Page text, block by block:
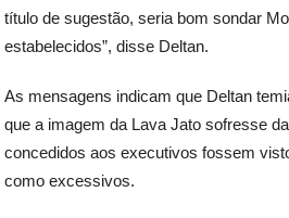
título de sugestão, seria bom sondar
estabelecidos”, disse Deltan.
As mensagens indicam que Deltan
que a imagem da Lava Jato sofresse
concedidos aos executivos fossem
como excessivos.